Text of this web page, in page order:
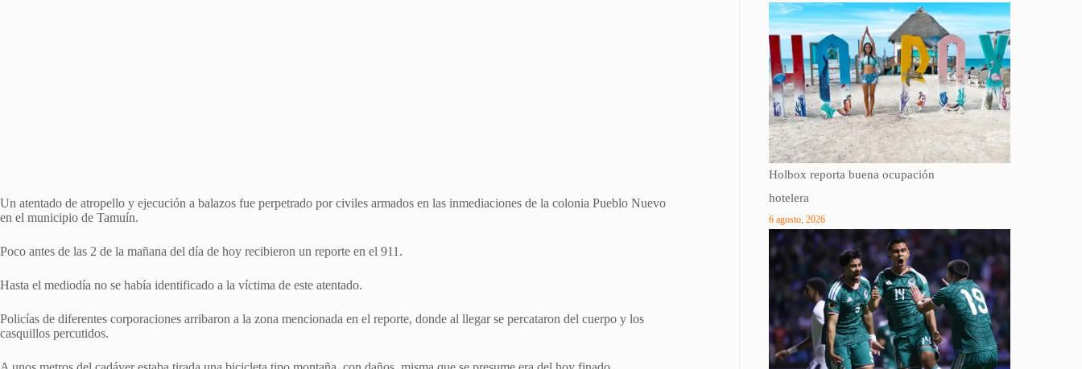
Un atentado de atropello y ejecución a balazos fue perpetrado por civiles armados en las inmediaciones de la colonia Pueblo Nuevo
en el municipio de Tamuín.
Poco antes de las 2 de la mañana del día de hoy recibieron un reporte en el 911.
Hasta el mediodía no se había identificado a la víctima de este atentado.
Policías de diferentes corporaciones arribaron a la zona mencionada en el reporte, donde al llegar se percataron del cuerpo y los
casquillos percutidos.
Holbox reporta buena ocupación
hotelera
6 agosto, 2026